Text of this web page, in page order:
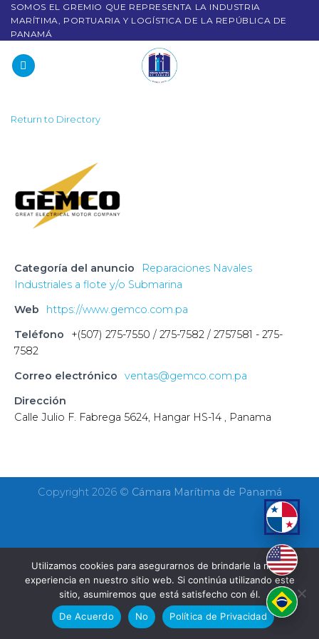
SOMOS EL GREMIO QUE REPRESENTA LA INDUSTRIA
MARÍTIMA, PORTUARIA Y LOGÍSTICA DE LA REPÚBLICA DE
PANAMÁ
Return to Directory
Categoría del anuncio
Reparaciones Navales
Industriales a flote y/o Submarina
Web
https://www.gemco.com.pa
Teléfono
+(507) 275-7550 / 275-7582 / 2757581 - 275-
7582
Correo electrónico
ventas@gemco.com.pa
Dirección
Calle Julio F. Fabrega 5624, Hangar HS-14 , Panama
Copyright 2026 © Cámara Marítima de Panamá
Utilizamos cookies para asegurarnos de brindarle la mejor
experiencia en nuestro sitio web. Si continúa utilizando este
sitio, asumiremos que está satisfecho con él.
De Acuerdo
No Política de Privacidad